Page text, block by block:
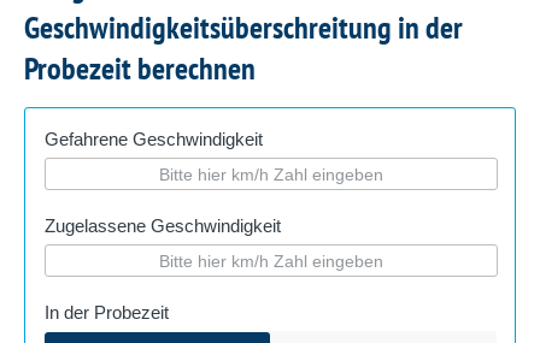
Geschwindigkeitsüberschreitung in der
Probezeit berechnen